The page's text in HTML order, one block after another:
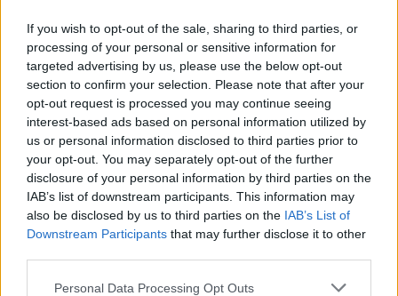
If you wish to opt-out of the sale, sharing to third parties, or
processing of your personal or sensitive information for
targeted advertising by us, please use the below opt-out
section to confirm your selection. Please note that after your
opt-out request is processed you may continue seeing
interest-based ads based on personal information utilized by
us or personal information disclosed to third parties prior to
your opt-out. You may separately opt-out of the further
disclosure of your personal information by third parties on the
IAB’s list of downstream participants. This information may
also be disclosed by us to third parties on the IAB’s List of
Downstream Participants that may further disclose it to other
Please note that this website/app uses one or more Google
Personal Data Processing Opt Outs
Να αποδεχθεί το διεθνές δίκαιο και να
προχωρήσει σε ένα διάλογο με την
Ελλάδα, όπως τον εννοεί η χώρα μας,
επιλογή με μηδενικές πιθανότητες.
Να μην ανακοινώσει νέα Navtex, μέχρι
το διήμερο της Συνόδου Κορυφής, και να
προτείνει στην Ελλάδα διάλογο, με
ανοιχτή ατζέντα.Σε αυτήν την
περίπτωση, μειώνει τις πιθανότητες να
αποφασιστούν κυρώσεις στην προσεχή
Σύνοδο Κορυφής ή να αποφασιστούν
τελείως ανώδυνες κυρώσεις. Όμως